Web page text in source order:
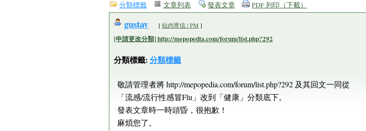
分類標籤 文章列表 發表文章 PDF 列印（下載）
gustav [站內寄信 / PM ]
[申請更改分類] http://mepopedia.com/forum/list.php?292
分類標籤: 分類標籤
敬請管理者將 http://mepopedia.com/forum/list.php?292 及其回文一同從
「流感/流行性感冒Flu」改到「健康」分類底下。
發表文章時一時頭昏，很抱歉！
麻煩您了。